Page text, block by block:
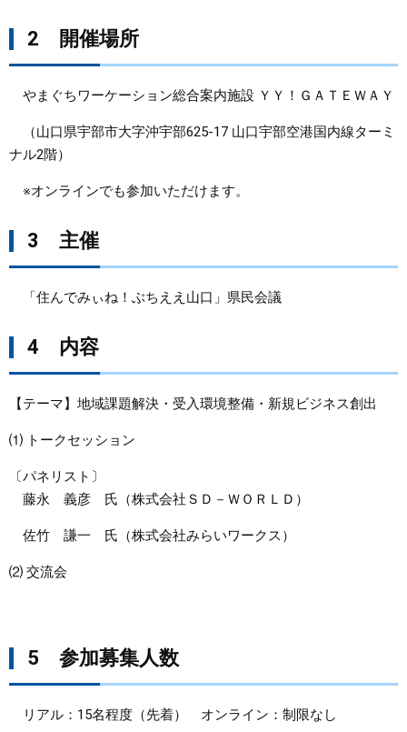
2 開催場所
やまぐちワーケーション総合案内施設 ＹＹ！ＧＡＴＥＷＡＹ
（山口県宇部市大字沖宇部625-17 山口宇部空港国内線ターミ
ナル2階）
※オンラインでも参加いただけます。
3 主催
「住んでみぃね！ぶちええ山口」県民会議
4 内容
​【テーマ】地域課題解決・受入環境整備・新規ビジネス創出
⑴ トークセッション
〔パネリスト〕
藤永 義彦 氏（株式会社ＳＤ－ＷＯＲＬＤ）
佐竹 謙一 氏（株式会社みらいワークス）
⑵ 交流会
5 参加募集人数
リアル：15名程度（先着） オンライン：制限なし